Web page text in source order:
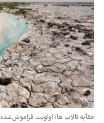
حقآبه تالاب ها؛ اولویت فراموش‌شده